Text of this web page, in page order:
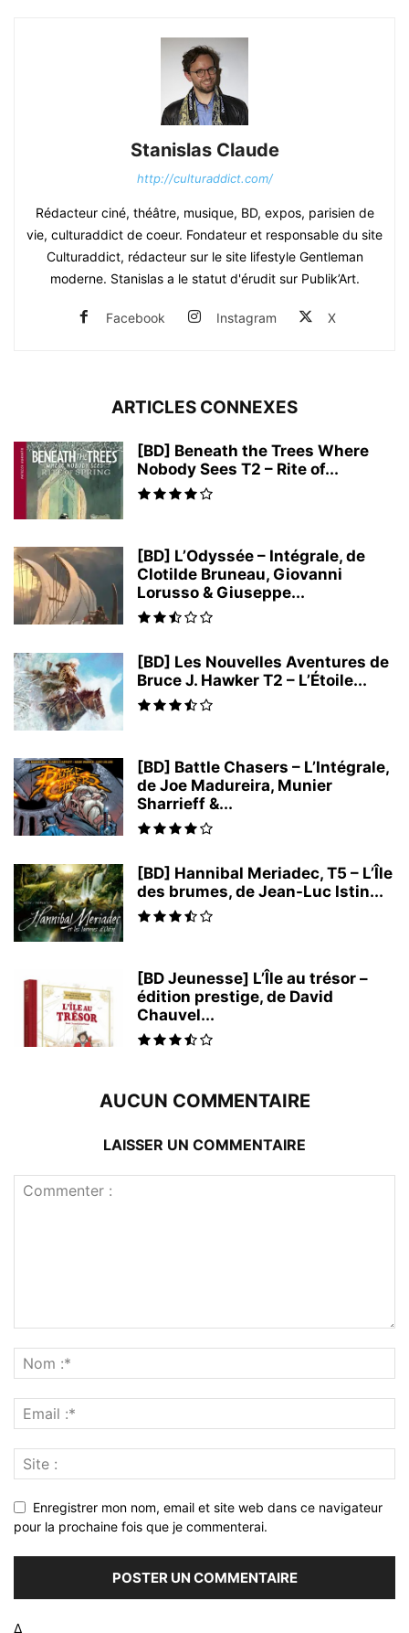
Stanislas Claude
http://culturaddict.com/
Rédacteur ciné, théâtre, musique, BD, expos, parisien de
vie, culturaddict de coeur. Fondateur et responsable du site
Culturaddict, rédacteur sur le site lifestyle Gentleman
moderne. Stanislas a le statut d'érudit sur Publik’Art.
Facebook Instagram X
ARTICLES CONNEXES
[BD] Beneath the Trees Where
Nobody Sees T2 – Rite of...
[BD] L’Odyssée – Intégrale, de
Clotilde Bruneau, Giovanni
Lorusso & Giuseppe...
[BD] Les Nouvelles Aventures de
Bruce J. Hawker T2 – L’Étoile...
[BD] Battle Chasers – L’Intégrale,
de Joe Madureira, Munier
Sharrieff &...
[BD] Hannibal Meriadec, T5 – L’Île
des brumes, de Jean-Luc Istin...
[BD Jeunesse] L’Île au trésor –
édition prestige, de David
Chauvel...
AUCUN COMMENTAIRE
LAISSER UN COMMENTAIRE
Enregistrer mon nom, email et site web dans ce navigateur
pour la prochaine fois que je commenterai.
Δ